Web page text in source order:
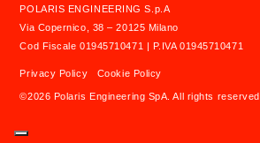
POLARIS ENGINEERING S.p.A
Via Copernico, 3​8 – 20​125 Milano
Cod Fiscale 01​945710471 | P.IVA 01​945710471
Privacy Policy Cookie Policy
©2026 Polaris Engineering SpA. All rights reserved.